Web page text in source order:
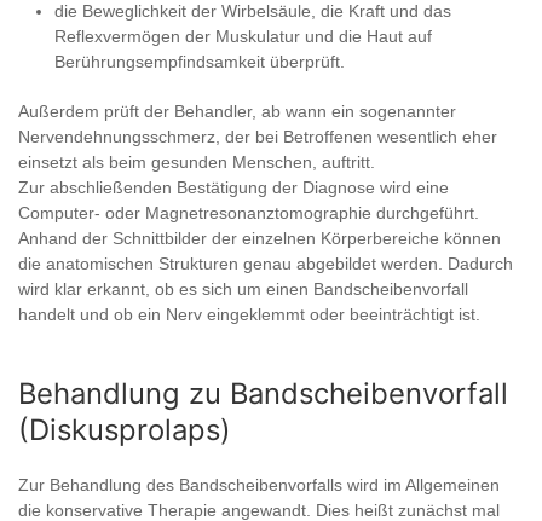
die Beweglichkeit der Wirbelsäule, die Kraft und das
Reflexvermögen der Muskulatur und die Haut auf
Berührungsempfindsamkeit überprüft.
Außerdem prüft der Behandler, ab wann ein sogenannter
Nervendehnungsschmerz, der bei Betroffenen wesentlich eher
einsetzt als beim gesunden Menschen, auftritt.
Zur abschließenden Bestätigung der Diagnose wird eine
Computer- oder Magnetresonanztomographie durchgeführt.
Anhand der Schnittbilder der einzelnen Körperbereiche können
die anatomischen Strukturen genau abgebildet werden. Dadurch
wird klar erkannt, ob es sich um einen Bandscheibenvorfall
handelt und ob ein Nerv eingeklemmt oder beeinträchtigt ist.
Behandlung zu Bandscheibenvorfall
(Diskusprolaps)
Zur Behandlung des Bandscheibenvorfalls wird im Allgemeinen
die konservative Therapie angewandt. Dies heißt zunächst mal